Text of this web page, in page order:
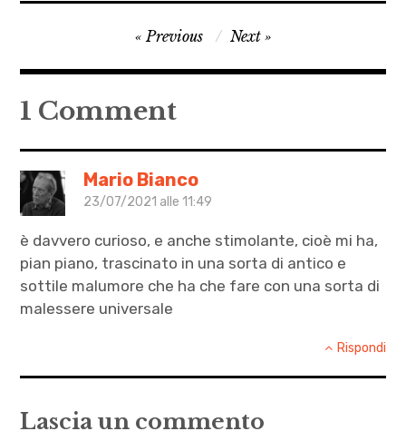
,
Riparare
un E-
reader
,
Simone
Lisi
Navigazione
articoli
Previous Next
1 Comment
Mario Bianco
23/07/2021 alle 11:49
è davvero curioso, e anche stimolante, cioè mi ha,
pian piano, trascinato in una sorta di antico e
sottile malumore che ha che fare con una sorta di
malessere universale
Rispondi
Lascia un commento